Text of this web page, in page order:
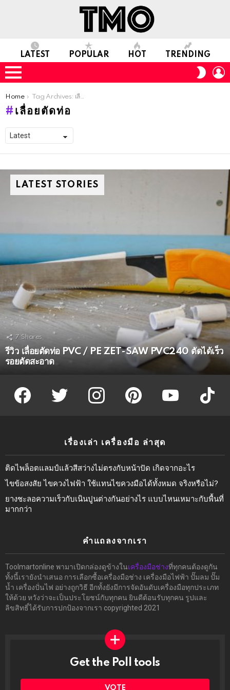
LATEST POPULAR HOT TRENDING
Menu
SKIN
You are here:
Home Tag Archives: เลื่อยตัดท่อ
เลื่อยตัดท่อ
LATEST STORIES
7 Shares
รีวิว เลื่อยตัดท่อ PVC / PE ZET-SAW PVC240 ตัดได้เร็ว
รอยตัดสะอาด
facebook twitter instagram pinterest youtube tiktok
เรื่องเล่า เครื่องมือ ล่าสุด
ติดไพล็อตแลมป์แล้วสีสว่างไม่ตรงกับหน้าปัด เกิดจากอะไร
ไขข้อสงสัย ไขควงไฟฟ้า ใช้แทนไขควงมือได้ทั้งหมด จริงหรือไม่?
ยางชะลอความเร็วกับเนินปูนต่างกันอย่างไร แบบไหนเหมาะกับพื้นที่
มากกว่า
คำแถลงจากเรา
Toolmartonline พามาเปิดกล่องดูข้างในเครื่องมือช่างที่ทุกคนต้องดูกัน
ทั้งนี้เรายังนำเสนอ การเลือกซื้อเครื่องมือช่าง เครื่องมือไฟฟ้า ปั๊มลม ปั๊ม
น้ำ เครื่องปั่นไฟ อย่างถูกวิธี อีกทั้งยังมีการจัดอันดับเครื่องมือทุกประเภท
ให้ด้วย หวังว่าจะเป็นประโยชน์กับทุกคน ยินดีต้อนรับทุกคน รูปและ
ลิขสิทธิ์ได้รับการปกป้องจากเรา copyrighted 2021
โพล
Get the Poll tools
VOTE